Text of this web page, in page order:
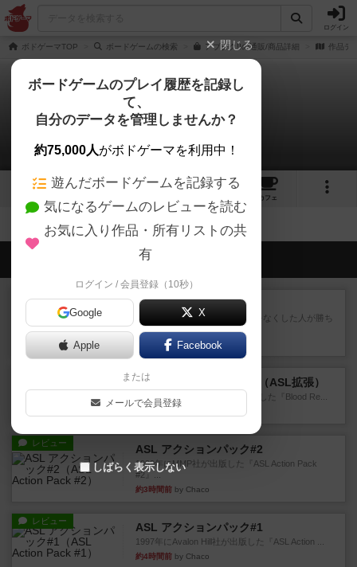
ログイン
ボドゲーマTOP ボードゲームの検索 アブダク!!の通販/商品詳細 作品デ
アブダク‼
拡張/関連作品 0件
5 1
カフェ
会員の新しい投稿
レビュー ラミィキューブ
数字の牌を出して1番早く手札をなくした人が勝ち
というシンプルだけど非常...
約1時間前 by ジョジョ
ブラッドリーフ：タラワ（ASL拡張）
1996年にHeat of Battle社が出版した『Blood Re...
レビュー ASL アクションパック#2
1999年にMMP社が出版した『ASL Action Pack
#2』...
約3時間前 by Chaco
レビュー ASL アクションパック#1
1997年にAvalon Hill社が出版した『ASL Action ...
約4時間前 by Chaco
閉じる
ボードゲームのプレイ履歴を記録し
て、
自分のデータを管理しませんか？
約75,000人がボドゲーマを利用中！
遊んだボードゲームを記録する
気になるゲームのレビューを読む
お気に入り作品・所有リストの共
有
ログイン / 会員登録（10秒）
Google X
Apple Facebook
または
メールで会員登録
しばらく表示しない